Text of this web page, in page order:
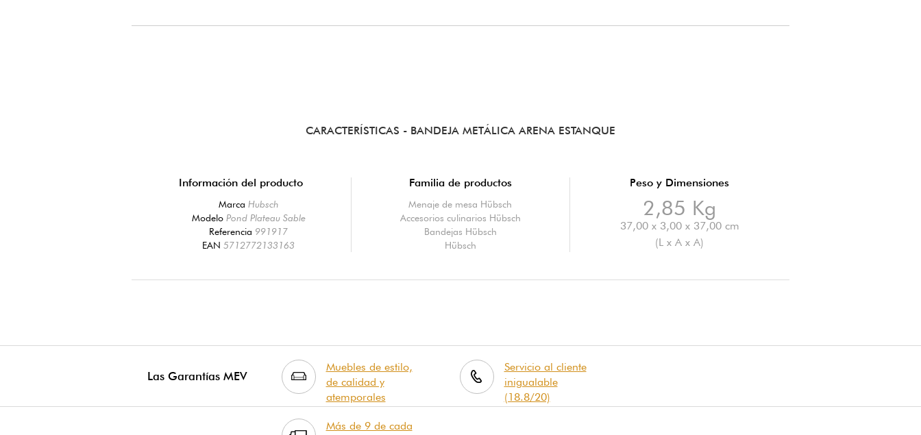
CARACTERÍSTICAS - BANDEJA METÁLICA ARENA ESTANQUE
Información del producto
Marca Hubsch
Modelo Pond Plateau Sable
Referencia 991917
EAN5712772133163
Familia de productos
Menaje de mesa Hübsch
Accesorios culinarios Hübsch
Bandejas Hübsch
Hübsch
Peso y Dimensiones
2,85 Kg
37,00 x 3,00 x 37,00 cm
(L x A x A)
Las Garantías MEV
Muebles de estilo,
de calidad y
atemporales
Servicio al cliente
inigualable
(18.8/20)
Más de 9 de cada